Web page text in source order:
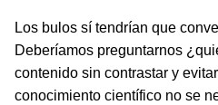
Los bulos sí tendrían que
Deberíamos preguntarnos
contenido sin contrastar y
conocimiento científico no se